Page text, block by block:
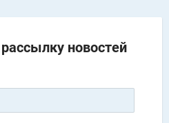
новостей